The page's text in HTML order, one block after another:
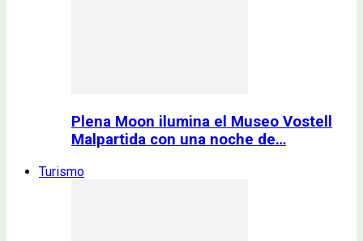
Plena Moon ilumina el Museo Vostell
Malpartida con una noche de…
Turismo